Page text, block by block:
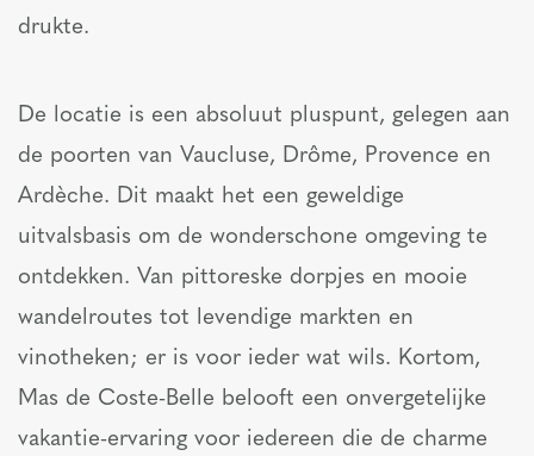
drukte.
De locatie is een absoluut pluspunt, gelegen aan
de poorten van Vaucluse, Drôme, Provence en
Ardèche. Dit maakt het een geweldige
uitvalsbasis om de wonderschone omgeving te
ontdekken. Van pittoreske dorpjes en mooie
wandelroutes tot levendige markten en
vinotheken; er is voor ieder wat wils. Kortom,
Mas de Coste-Belle belooft een onvergetelijke
vakantie-ervaring voor iedereen die de charme